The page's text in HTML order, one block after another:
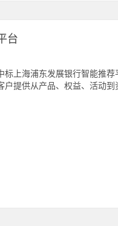
台
标上海浦东发展银行智能推
户提供从产品、权益、活动